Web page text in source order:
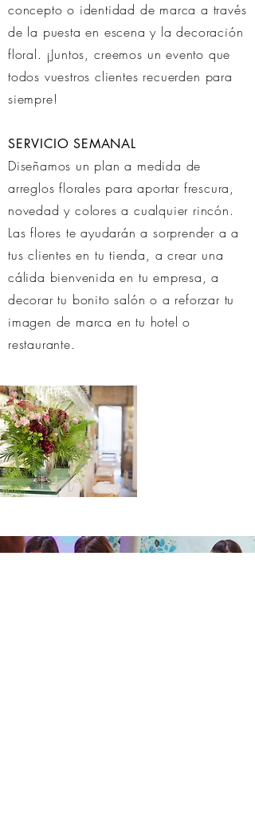
concepto o identidad de marca a través
de la puesta en escena y la decoración
floral. ¡Juntos, creemos un evento que
todos vuestros clientes recuerden para
siempre!
SERVICIO SEMANAL
Diseñamos un plan a medida de
arreglos florales para aportar frescura,
novedad y colores a cualquier rincón.
Las flores te ayudarán a sorprender a a
tus clientes en tu tienda, a crear una
cálida bienvenida en tu empresa, a
decorar tu bonito salón o a reforzar tu
imagen de marca en tu hotel o
restaurante.